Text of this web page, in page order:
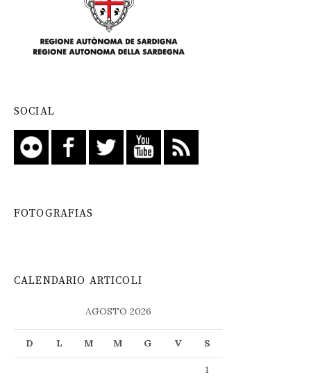
SOCIAL
FOTOGRAFIAS
CALENDARIO ARTICOLI
AGOSTO 2026
D L M M G V S
1